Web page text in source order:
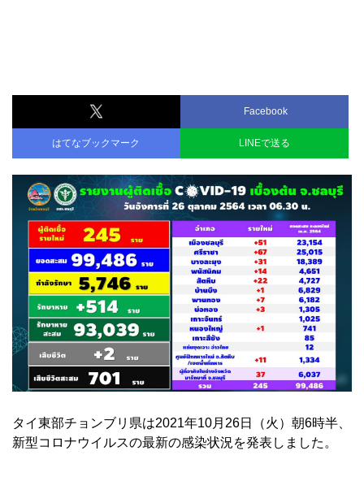
Facebook
はてなブックマーク LINEで送る
タイ東部チョンブリ県は2021年10月26日（火）朝6時半、
新型コロナウイルスの最新の感染状況を発表しました。